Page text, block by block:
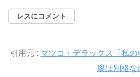
レスにコメント
引用元 : マツコ・デラックス「私
腐は別格な